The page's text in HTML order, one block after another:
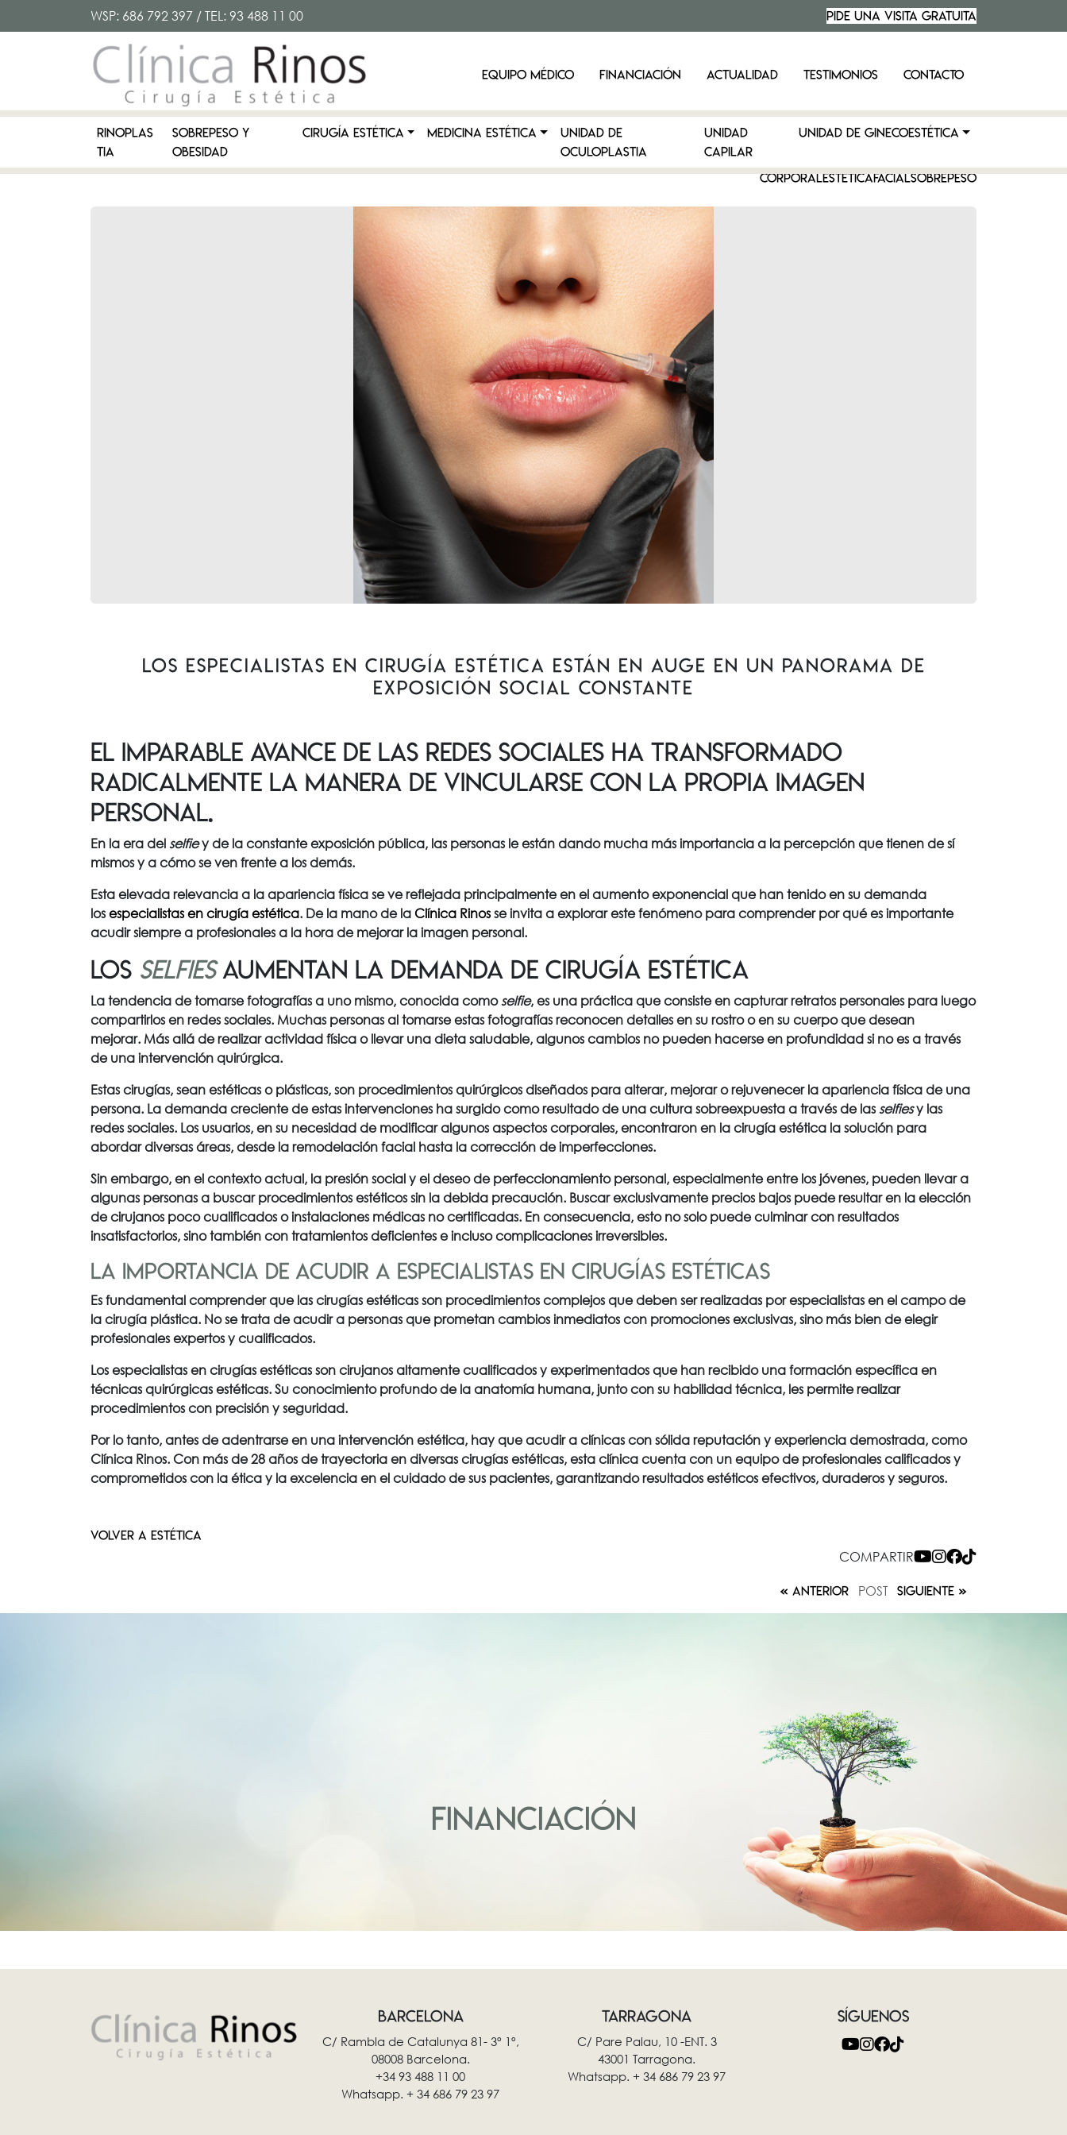
WSP: 686 792 397 / TEL:93 488 11 00 PIDE UNA VISITA GRATUITA
EQUIPO MÉDICO FINANCIACIÓN ACTUALIDAD TESTIMONIOS CONTACTO
RINOPLAS
TIA
SOBREPESO Y
OBESIDAD
CIRUGÍA ESTÉTICA MEDICINA ESTÉTICA
Unidad de
Oculoplastia
UNIDAD
CAPILAR
UNIDAD DE GINECOESTÉTICA
CORPORALESTÉTICAFACIALSOBREPESO
Los especialistas en cirugía estética están en auge en un panorama de
exposición social constante
El imparable avance de las redes sociales ha transformado
radicalmente la manera de vincularse con la propia imagen
personal.
En la era delselfiey de la constante exposición pública, las personas le están dando mucha más importancia a la percepción que tienen de sí
mismos y a cómo se ven frente a los demás.
Esta elevada relevancia a la apariencia física se ve reflejada principalmente en el aumento exponencial que han tenido en su demanda
losespecialistas en cirugía estética. De la mano de laClínica Rinosse invita a explorar este fenómeno para comprender por qué es importante
acudir siempre a profesionales a la hora de mejorar la imagen personal.
Los selfiesaumentan la demanda de cirugía estética
La tendencia de tomarse fotografías a uno mismo, conocida comoselfie, es una práctica que consiste en capturar retratos personales para luego
compartirlos en redes sociales. Muchas personas al tomarse estas fotografías reconocen detalles en su rostro o en su cuerpo que desean
mejorar. Más allá de realizar actividad física o llevar una dieta saludable, algunos cambios no pueden hacerse en profundidad si no es a través
de una intervención quirúrgica.
Estas cirugías, sean estéticas o plásticas, son procedimientos quirúrgicos diseñados para alterar, mejorar o rejuvenecer la apariencia física de una
persona. La demanda creciente de estas intervenciones ha surgido como resultado de una cultura sobreexpuesta a través de lasselfiesy las
redes sociales. Los usuarios, en su necesidad de modificar algunos aspectos corporales, encontraron en la cirugía estética la solución para
abordar diversas áreas, desde la remodelación facial hasta la corrección de imperfecciones.
Sin embargo, en el contexto actual, la presión social y el deseo de perfeccionamiento personal, especialmente entre los jóvenes, pueden llevar a
algunas personas a buscar procedimientos estéticos sin la debida precaución. Buscar exclusivamente precios bajos puede resultar en la elección
de cirujanos poco cualificados o instalaciones médicas no certificadas. En consecuencia, esto no solo puede culminar con resultados
insatisfactorios, sino también con tratamientos deficientes e incluso complicaciones irreversibles.
La importancia de acudir a especialistas en cirugías estéticas
Es fundamental comprender que las cirugías estéticas son procedimientos complejos que deben ser realizadas por especialistas en el campo de
la cirugía plástica. No se trata de acudir a personas que prometan cambios inmediatos con promociones exclusivas, sino más bien de elegir
profesionales expertos y cualificados.
Los especialistas en cirugías estéticas son cirujanos altamente cualificados y experimentados que han recibido una formación específica en
técnicas quirúrgicas estéticas.Su conocimiento profundo de la anatomía humana, junto con su habilidad técnica, les permite realizar
procedimientos con precisión y seguridad.
Por lo tanto, antes de adentrarse en una intervención estética, hay que acudir a clínicas con sólida reputación y experiencia demostrada, como
Clínica Rinos. Con más de 28 años de trayectoria en diversas cirugías estéticas, esta clínica cuenta con un equipo de profesionales calificados y
comprometidos con la ética y la excelencia en el cuidado de sus pacientes, garantizando resultados estéticos efectivos, duraderos y seguros.
VOLVER A ESTÉTICA
COMPARTIR
ANTERIOR POST SIGUIENTE
FINANCIACIÓN
BARCELONA
C/ Rambla de Catalunya 81- 3º 1º,
08008 Barcelona.
+34 93 488 11 00
Whatsapp. + 34 686 79 23 97
TARRAGONA
C/ Pare Palau, 10 -ENT. 3
43001 Tarragona.
Whatsapp. + 34 686 79 23 97
SÍGUENOS